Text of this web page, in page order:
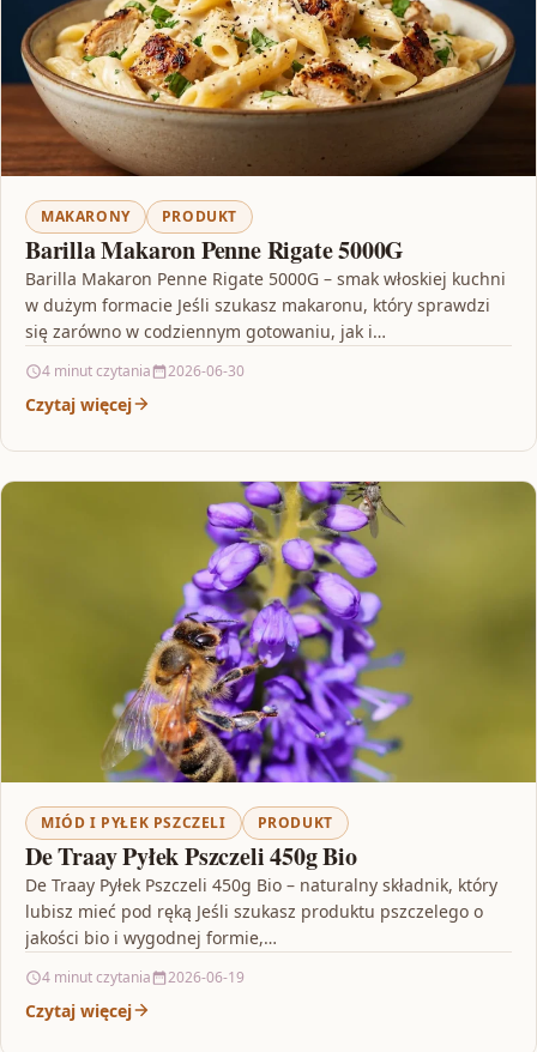
MAKARONY PRODUKT
Barilla Makaron Penne Rigate 5000G
Barilla Makaron Penne Rigate 5000G – smak włoskiej kuchni
w dużym formacie Jeśli szukasz makaronu, który sprawdzi
się zarówno w codziennym gotowaniu, jak i…
4 minut czytania 2026-06-30
Czytaj więcej
MIÓD I PYŁEK PSZCZELI PRODUKT
De Traay Pyłek Pszczeli 450g Bio
De Traay Pyłek Pszczeli 450g Bio – naturalny składnik, który
lubisz mieć pod ręką Jeśli szukasz produktu pszczelego o
jakości bio i wygodnej formie,…
4 minut czytania 2026-06-19
Czytaj więcej